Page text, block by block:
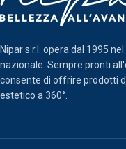
Nipar s.r.l. opera dal 1995
nazionale. Sempre pronti
consente di offrire prodotti
estetico a 360°.